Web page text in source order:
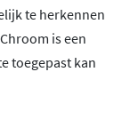
te herkennen
is een
toegepast kan